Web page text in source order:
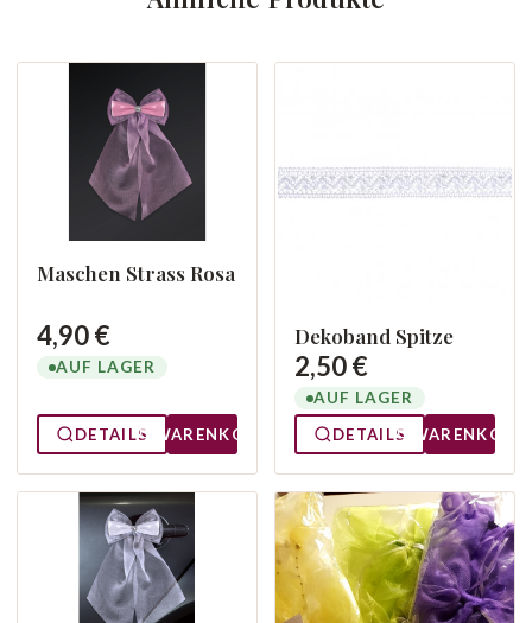
Maschen Strass Rosa
4,90 €
AUF LAGER
DETAILS WARENKORB
Dekoband Spitze
2,50 €
AUF LAGER
DETAILS
WARENKORB